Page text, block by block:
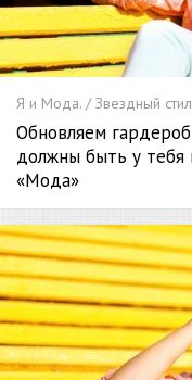
Я и Мода. / Звездный
Обновляем
должны быть у тебя
«Мода»